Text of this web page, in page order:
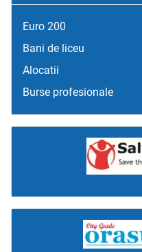
Euro 200
Bani de liceu
Alocatii
Burse profesionale